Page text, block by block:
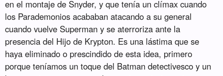
en el montaje de Snyder, y que tenía un clímax cuando
los Parademonios acababan atacando a su general
cuando vuelve Superman y se aterroriza ante la
presencia del Hijo de Krypton. Es una lástima que se
haya eliminado o prescindido de esta idea, primero
porque teníamos un toque del Batman detectivesco y un